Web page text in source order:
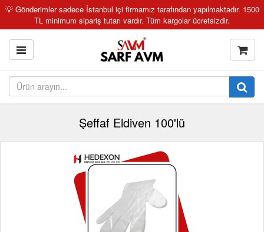
💡 Gönderimler sadece İstanbul içi firmamız tarafından yapılmaktadır. 1500
TL minimum sipariş tutarı vardır. Tüm kargolar ücretsizdir.
Şeffaf Eldiven 100'lü